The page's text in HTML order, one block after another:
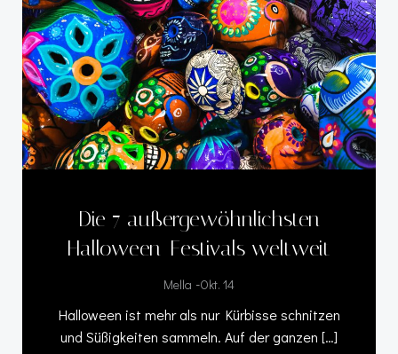
Die 7 außergewöhnlichsten
Halloween-Festivals weltweit
Mella -Okt. 14
Halloween ist mehr als nur Kürbisse schnitzen
und Süßigkeiten sammeln. Auf der ganzen […]